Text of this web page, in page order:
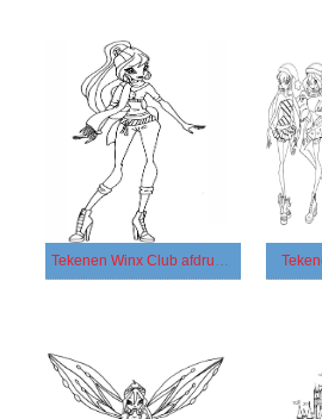
Tekenen Winx Club afdrukbaar